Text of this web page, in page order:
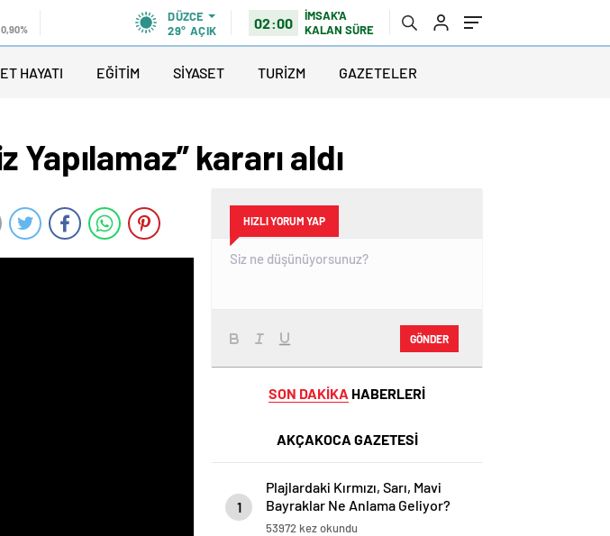
0,90%
DÜZCE
29° AÇIK 02:00
İMSAK'A
KALAN SÜRE
HAYATI EĞİTİM SİYASET TURİZM GAZETELER
kararı aldı
HIZLI YORUM YAP
GÖNDER
SON DAKİKA HABERLERİ
AKÇAKOCA GAZETESİ
1
Plajlardaki Kırmızı, Sarı, Mavi
Bayraklar Ne Anlama Geliyor?
53972 kez okundu